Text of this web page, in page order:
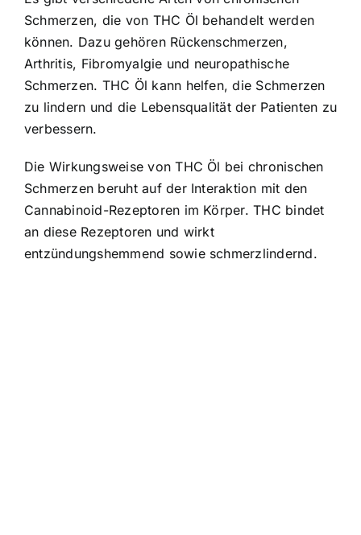
Schmerzen, die von THC Öl behandelt werden
können. Dazu gehören Rückenschmerzen,
Arthritis, Fibromyalgie und neuropathische
Schmerzen. THC Öl kann helfen, die Schmerzen
zu lindern und die Lebensqualität der Patienten zu
verbessern.
Die Wirkungsweise von THC Öl bei chronischen
Schmerzen beruht auf der Interaktion mit den
Cannabinoid-Rezeptoren im Körper. THC bindet
an diese Rezeptoren und wirkt
entzündungshemmend sowie schmerzlindernd.